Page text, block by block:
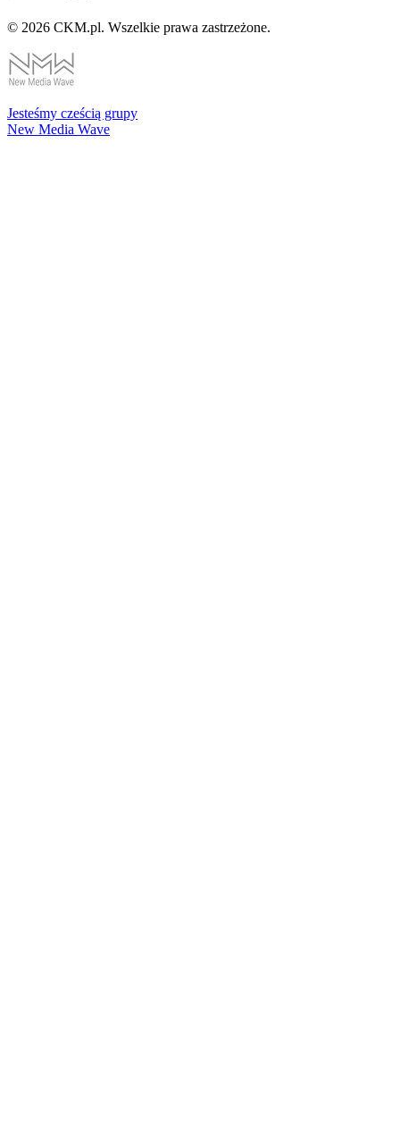
© 2026 CKM.pl. Wszelkie prawa zastrzeżone.
Jesteśmy cześcią grupy
New Media Wave